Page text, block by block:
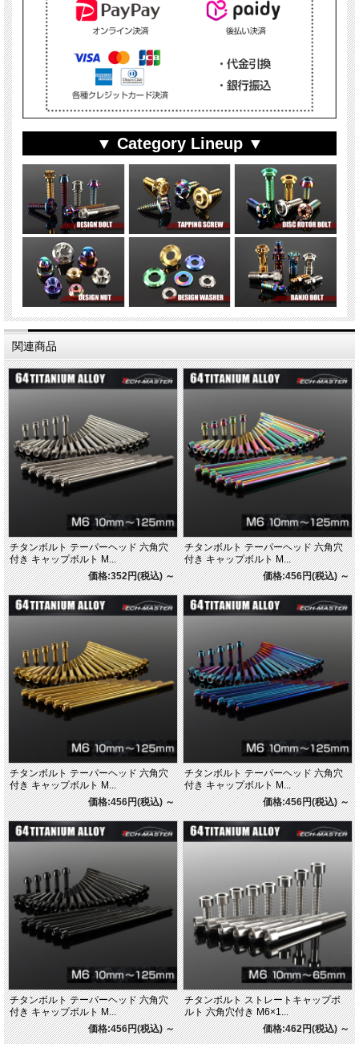
▼ Category Lineup ▼
関連商品
チタンボルト テーパーヘッド 六角穴
付き キャップボルト M...
価格:352円(税込)～
チタンボルト テーパーヘッド 六角穴
付き キャップボルト M...
価格:456円(税込)～
チタンボルト テーパーヘッド 六角穴
付き キャップボルト M...
価格:456円(税込)～
チタンボルト テーパーヘッド 六角穴
付き キャップボルト M...
価格:456円(税込)～
チタンボルト テーパーヘッド 六角穴
付き キャップボルト M...
価格:456円(税込)～
チタンボルト ストレートキャップボ
ルト 六角穴付き M6×1...
価格:462円(税込)～